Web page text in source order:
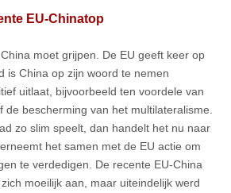
EU-Chinatop
moet grijpen. De EU geeft keer op
is China op zijn woord te nemen
uitlaat, bijvoorbeeld ten voordele van
de bescherming van het multilateralisme.
zo slim speelt, dan handelt het nu naar
het samen met de EU actie om
te verdedigen. De recente EU-China
moeilijk aan, maar uiteindelijk werd